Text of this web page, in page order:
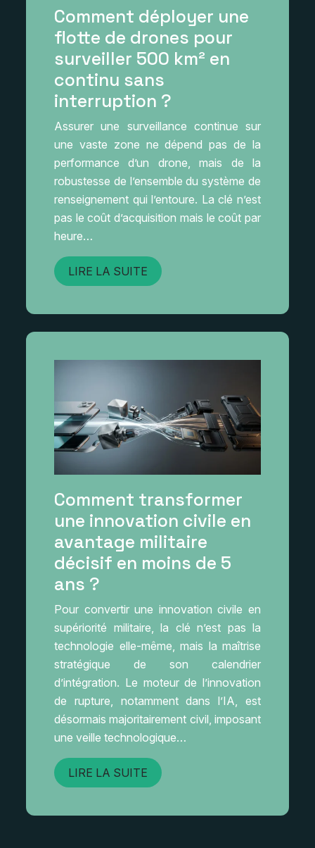
Comment déployer une
flotte de drones pour
surveiller 500 km² en
continu sans
interruption ?
Assurer une surveillance continue sur
une vaste zone ne dépend pas de la
performance d’un drone, mais de la
robustesse de l’ensemble du système de
renseignement qui l’entoure. La clé n’est
pas le coût d’acquisition mais le coût par
heure…
LIRE LA SUITE
Comment transformer
une innovation civile en
avantage militaire
décisif en moins de 5
ans ?
Pour convertir une innovation civile en
supériorité militaire, la clé n’est pas la
technologie elle-même, mais la maîtrise
stratégique de son calendrier
d’intégration. Le moteur de l’innovation
de rupture, notamment dans l’IA, est
désormais majoritairement civil, imposant
une veille technologique…
LIRE LA SUITE